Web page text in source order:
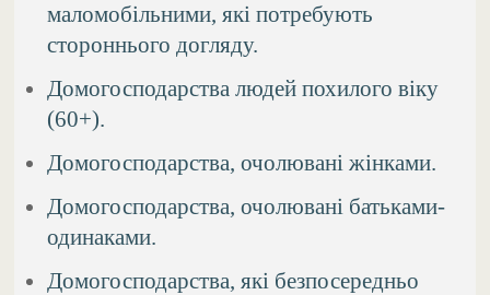
маломобільними, які потребують
стороннього догляду.
Домогосподарства людей похилого віку
(60+).
Домогосподарства, очолювані жінками.
Домогосподарства, очолювані батьками-
одинаками.
Домогосподарства, які безпосередньо